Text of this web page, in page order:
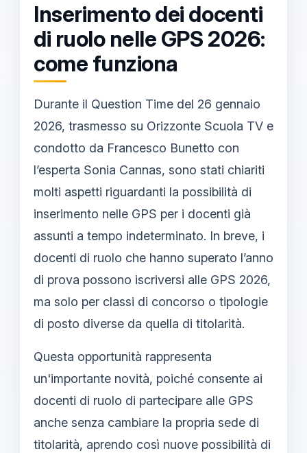
Inserimento dei docenti
di ruolo nelle GPS 2026:
come funziona
Durante il Question Time del 26 gennaio
2026, trasmesso su Orizzonte Scuola TV e
condotto da Francesco Bunetto con
l’esperta Sonia Cannas, sono stati chiariti
molti aspetti riguardanti la possibilità di
inserimento nelle GPS per i docenti già
assunti a tempo indeterminato. In breve, i
docenti di ruolo che hanno superato l’anno
di prova possono iscriversi alle GPS 2026,
ma solo per classi di concorso o tipologie
di posto diverse da quella di titolarità.
Questa opportunità rappresenta
un'importante novità, poiché consente ai
docenti di ruolo di partecipare alle GPS
anche senza cambiare la propria sede di
titolarità, aprendo così nuove possibilità di